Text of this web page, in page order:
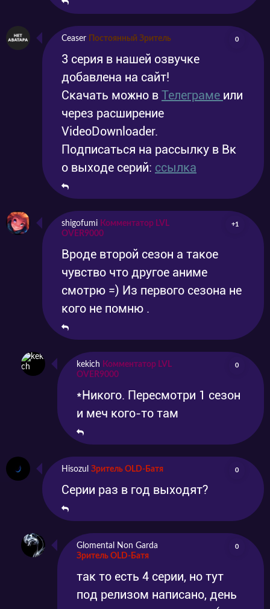
Ceaser Постоянный Зритель 0
3 серия в нашей озвучке
добавлена на сайт!
Скачать можно в Телеграме или
через расширение
VideoDownloader.
Подписаться на рассылку в Вк
о выходе серий: ссылка
shigofumi Комментатор LVL
OVER9000
+1
Вроде второй сезон а такое
чувство что другое аниме
смотрю =) Из первого сезона не
кого не помню .
kekich Комментатор LVL
OVER9000
0
*Никого. Пересмотри 1 сезон
и меч кого-то там
Hisozul Зритель OLD-Батя 0
Серии раз в год выходят?
Glomental Non Garda
Зритель OLD-Батя
0
так то есть 4 серии, но тут
под релизом написано, день